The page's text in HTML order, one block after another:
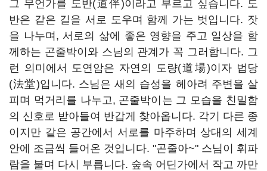
그 무언가를 도반(道伴)이라고 부르고 싶습니다. 도
반은 같은 길을 서로 도우며 함께 가는 벗입니다. 잣
을 나누며, 서로의 삶에 좋은 영향을 주고 일상을 함
께하는 곤줄박이와 스님의 관계가 꼭 그러합니다. 그
런 의미에서 도연암은 자연의 도량(道場)이자 법당
(法堂)입니다. 스님은 새의 습성을 헤아려 주변을 살
피며 먹거리를 나누고, 곤줄박이는 그 모습을 친밀함
의 신호로 받아들여 반갑게 찾아옵니다. 각기 다른 종
이지만 같은 공간에서 서로를 마주하며 상대의 세계
안에 조금씩 들어온 것입니다. "곤줄아~" 스님이 휘파
람을 불며 다시 부릅니다. 숲속 어딘가에서 작고 까만